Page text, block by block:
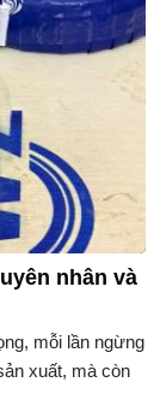
nhân và
mỗi lần ngừng
xuất, mà còn